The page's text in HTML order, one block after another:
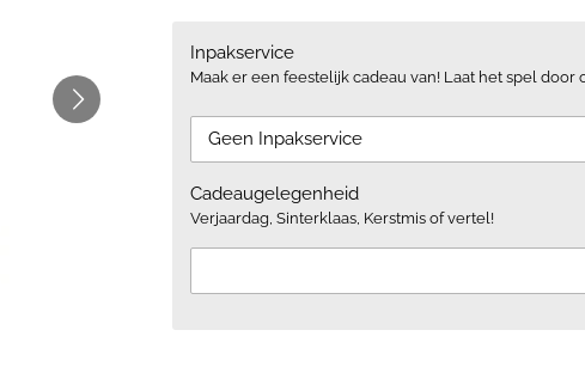
Inpakservice
Maak er een feestelijk cadeau van! Laat het spel door
Cadeaugelegenheid
Verjaardag, Sinterklaas, Kerstmis of vertel!